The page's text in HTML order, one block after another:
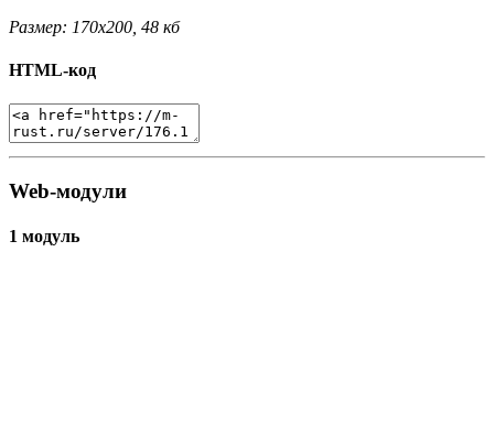
Размер: 170x200, 48 кб
HTML-код
Web-модули
1 модуль